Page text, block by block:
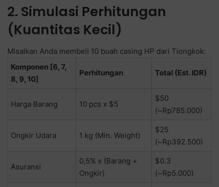
2. Simulasi Perhitungan
(Kuantitas Kecil)
Misalkan Anda membeli 10 buah casing HP dari Tiongkok:
Komponen [6, 7,
8, 9, 10]
Perhitungan Total (Est. IDR)
Harga Barang 10 pcs x $5
$50
(~Rp785.000)
Ongkir Udara 1 kg (Min. Weight)
$25
(~Rp392.500)
Asuransi
0,5% x (Barang +
Ongkir)
$0.3
(~Rp5.000)